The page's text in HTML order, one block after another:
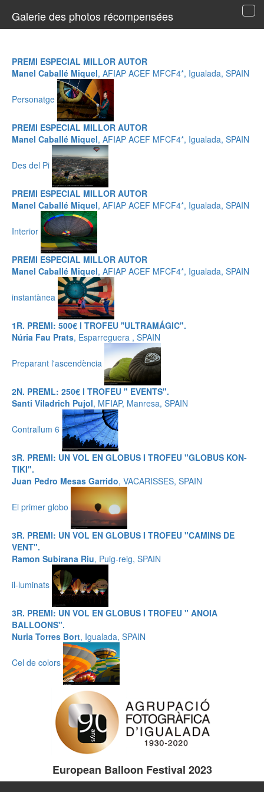
Galerie des photos récompensées
PREMI ESPECIAL MILLOR AUTOR
Manel Caballé Miquel, AFIAP ACEF MFCF4*, Igualada, SPAIN
Personatge
PREMI ESPECIAL MILLOR AUTOR
Manel Caballé Miquel, AFIAP ACEF MFCF4*, Igualada, SPAIN
Des del Pi
PREMI ESPECIAL MILLOR AUTOR
Manel Caballé Miquel, AFIAP ACEF MFCF4*, Igualada, SPAIN
Interior
PREMI ESPECIAL MILLOR AUTOR
Manel Caballé Miquel, AFIAP ACEF MFCF4*, Igualada, SPAIN
instantànea
1R. PREMI: 500€ I TROFEU ''ULTRAMÁGIC".
Núria Fau Prats, Esparreguera , SPAIN
Preparant l'ascendència
2N. PREML: 250€ I TROFEU " EVENTS".
Santi Viladrich Pujol, MFIAP, Manresa, SPAIN
Contrallum 6
3R. PREMI: UN VOL EN GLOBUS I TROFEU "GLOBUS KON-
TIKI".
Juan Pedro Mesas Garrido, VACARISSES, SPAIN
El primer globo
3R. PREMI: UN VOL EN GLOBUS I TROFEU "CAMINS DE
VENT".
Ramon Subirana Riu, Puig-reig, SPAIN
il-luminats
3R. PREMI: UN VOL EN GLOBUS I TROFEU " ANOIA
BALLOONS".
Nuria Torres Bort, Igualada, SPAIN
Cel de colors
European Balloon Festival 2023